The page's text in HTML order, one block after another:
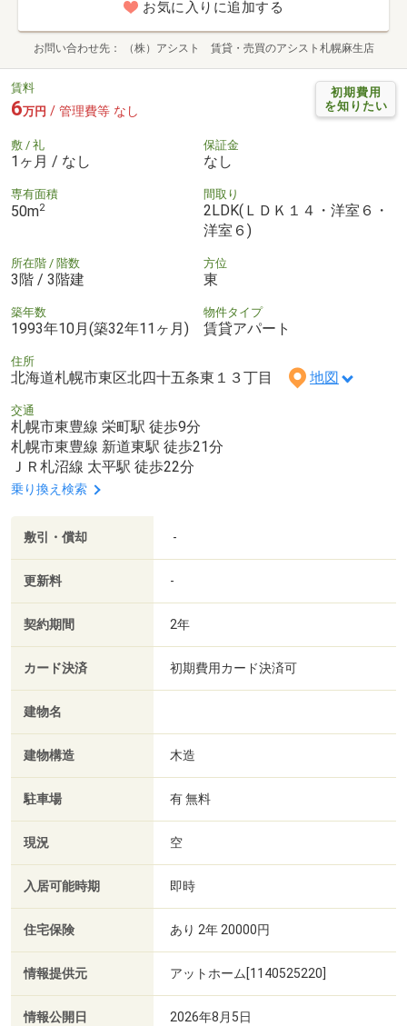
お気に入りに追加する
お問い合わせ先 （株）アシスト 賃貸・売買のアシスト札幌麻生店
初期費用
を知りたい
賃料
6万円 / 管理費等 なし
敷 / 礼
1ヶ月 / なし
保証金
なし
専有面積
50m2
間取り
2LDK(ＬＤＫ１４・洋室６・
洋室６)
所在階 / 階数
3階 / 3階建
方位
東
築年数
1993年10月(築32年11ヶ月)
物件タイプ
賃貸アパート
住所
北海道札幌市東区北四十五条東１３丁目 地図
交通
札幌市東豊線 栄町駅 徒歩9分
札幌市東豊線 新道東駅 徒歩21分
ＪＲ札沼線 太平駅 徒歩22分
乗り換え検索
敷引・償却 -
更新料 -
契約期間 2年
カード決済 初期費用カード決済可
建物名
建物構造 木造
駐車場 有 無料
現況 空
入居可能時期 即時
住宅保険 あり 2年 20000円
情報提供元 アットホーム[1140525220]
情報公開日 2026年8月5日